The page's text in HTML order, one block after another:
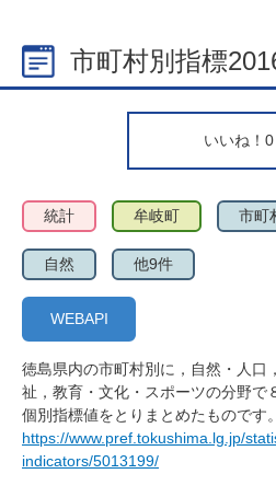
市町村別指標
いいね！ 0
統計 牟岐町 市町
自然 他9件
WEBAPI
徳島県内の市町村別に，自然・人口
祉，教育・文化・スポーツの分野で
個別指標値をとりまとめたものです。
https://www.pref.tokushima.lg.jp/
indicators/5013199/